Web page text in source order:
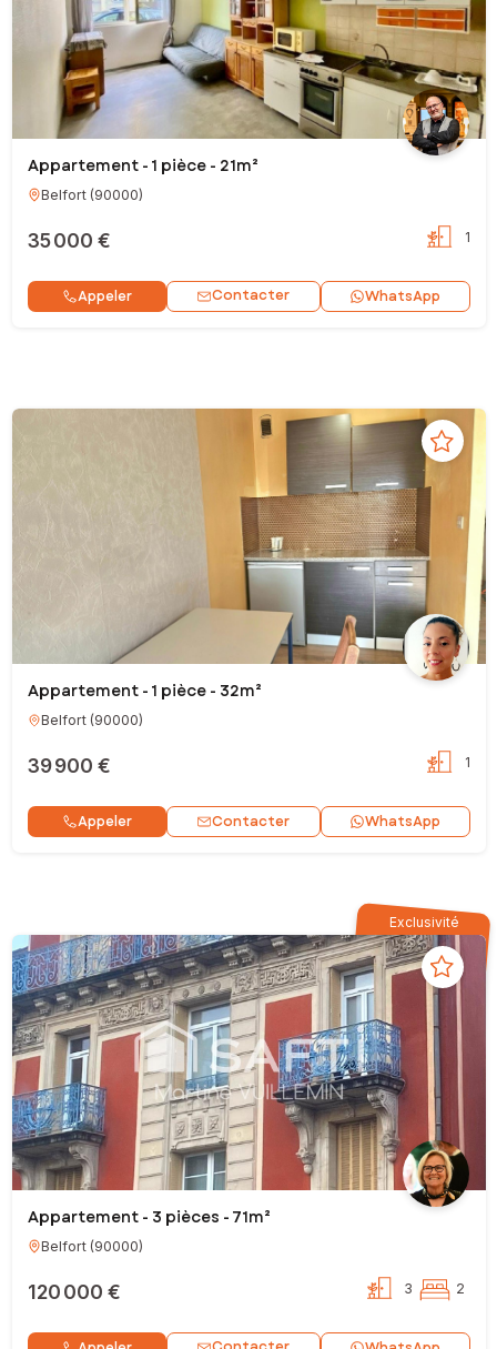
Appartement - 1 pièce - 21m²
Belfort(90000)
35 000 € 1
Appeler Contacter WhatsApp
Appartement - 1 pièce - 32m²
Belfort(90000)
39 900 € 1
Appeler Contacter WhatsApp
Exclusivité
Appartement - 3 pièces - 71m²
Belfort(90000)
120 000 € 3 2